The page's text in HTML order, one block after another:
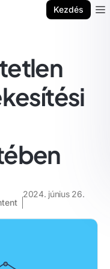
Kezdés
2024. június 26.